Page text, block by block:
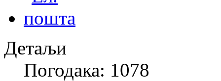
Детаљи
Погодака: 1078